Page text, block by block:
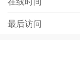
最后访问